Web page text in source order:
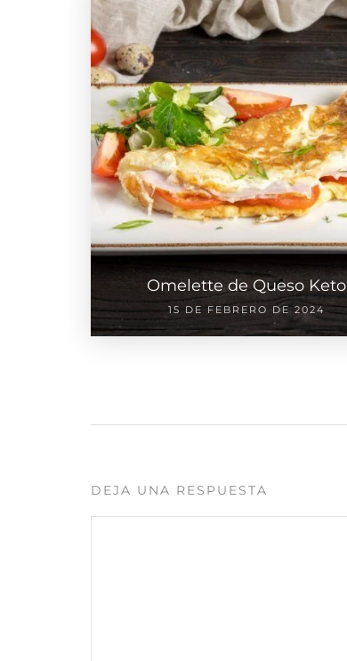
Omelette de Queso Keto
15 DE FEBRERO DE 2024
DEJA UNA RESPUESTA